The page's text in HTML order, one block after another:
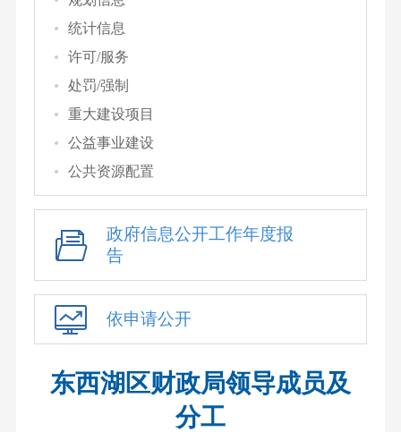
统计信息
许可/服务
处罚/强制
重大建设项目
公益事业建设
公共资源配置
政府信息公开工作年度报
告
依申请公开
东西湖区财政局领导成员及
分工